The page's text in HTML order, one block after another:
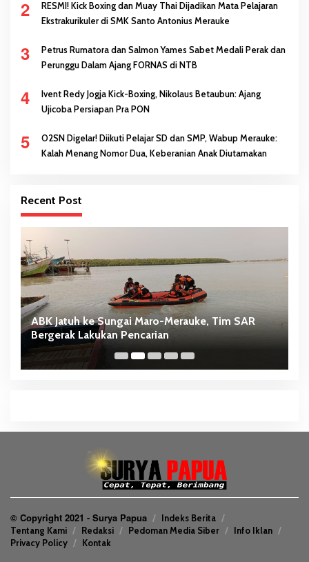
2
RESMI! Kick Boxing dan Muay Thai Dijadikan Mata Pelajaran
Ekstrakurikuler di SMK Santo Antonius Merauke
3
Petrus Rumatora dan Salmon Yames Sabet Medali Perak dan
Perunggu Dalam Ajang FORNAS di NTB
4
Ivent Redy Jogja Kick-Boxing, Nikolaus Betaubun: Ajang
Ujicoba Persiapan Pra PON
5
O2SN Digelar! Diikuti Pelajar SD dan SMP, Wabup Merauke:
Kalah Menang Nomor Dua, Keberanian Anak Diutamakan
Recent Post
ABK Jatuh ke Sungai Maro-Merauke, Tim SAR
Bergerak Lakukan Pencarian
© Copyright 2021 - Surya Papua
Indeks Berita
Tentang Kami
Redaksi Pedoman Media Siber
Info Iklan
Privacy Policy
Kontak